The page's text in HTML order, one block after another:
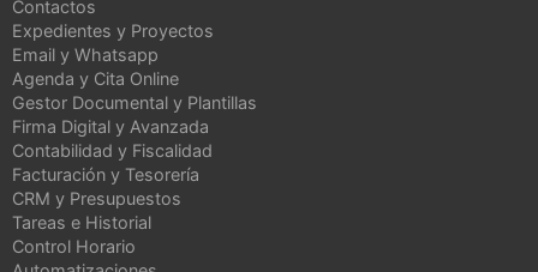
Contactos
Expedientes y Proyectos
Email y Whatsapp
Agenda y Cita Online
Gestor Documental y Plantillas
Firma Digital y Avanzada
Contabilidad y Fiscalidad
Facturación y Tesorería
CRM y Presupuestos
Tareas e Historial
Control Horario